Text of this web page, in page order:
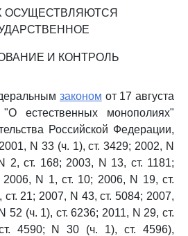
ОСУЩЕСТВЛЯЮТСЯ
И КОНТРОЛЬ
законом от 17 августа
естественных монополиях"
Российской Федерации,
N 33 (ч. 1), ст. 3429; 2002, N
2, ст. 168; 2003, N 13, ст. 1181;
N 1, ст. 10; 2006, N 19, ст.
21; 2007, N 43, ст. 5084; 2007,
52 (ч. 1), ст. 6236; 2011, N 29, ст.
4590; N 30 (ч. 1), ст. 4596),